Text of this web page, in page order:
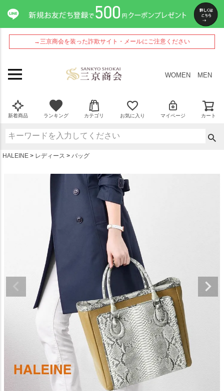
→三京商会を装った詐欺サイト・メールにご注意ください
WOMEN MEN
新着商品 ランキング カテゴリ お気に入り マイページ カート
HALEINE レディース バッグ
ペー
ジト
ップ
へ